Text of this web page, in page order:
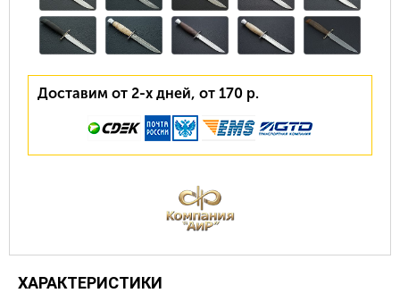
Доставим от 2-х дней, от 170 р.
ХАРАКТЕРИСТИКИ